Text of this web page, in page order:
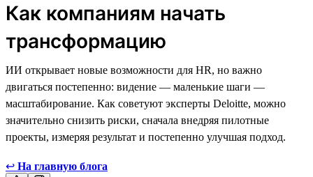
Как компаниям начать
трансформацию
ИИ открывает новые возможности для HR, но важно
двигаться постепенно: видение — маленькие шаги —
масштабирование. Как советуют эксперты Deloitte, можно
значительно снизить риски, сначала внедряя пилотные
проекты, измеряя результат и постепенно улучшая подход.
↩ На главную блога